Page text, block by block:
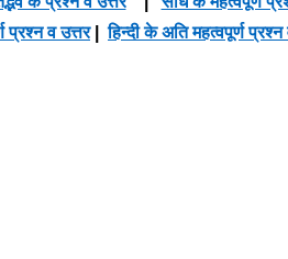
प्रश्न व उत्तर|हिन्दी के अति महत्वपूर्ण प्रश्न